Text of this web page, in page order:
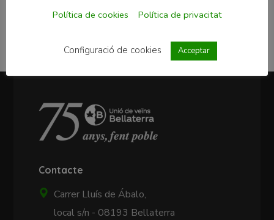
Contacte
Carrer Lluís de Ábalo,
local s/n - 08193 Bellaterra
Política de cookies
Política de privacitat
Configuració de cookies Acceptar